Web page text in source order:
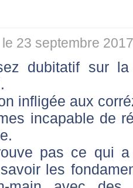
le 23 septembre
dubitatif sur
infligée aux
incapable de
pas ce qui
les